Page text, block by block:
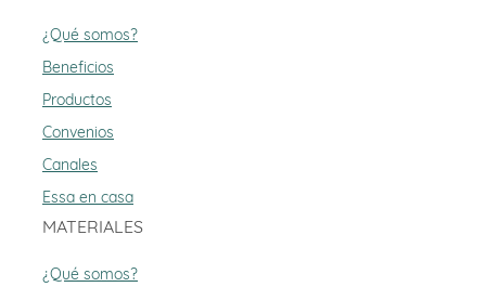
¿Qué somos?
Beneficios
Productos
Convenios
Canales
Essa en casa
MATERIALES
¿Qué somos?